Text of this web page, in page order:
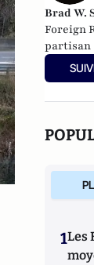
Brad W.
Foreign
partisan
la
blog
1Les